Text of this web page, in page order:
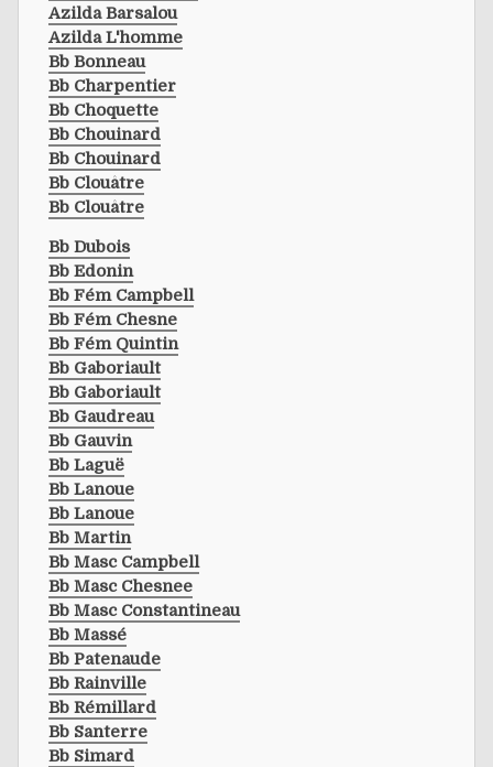
Azilda Barsalou
Azilda L'homme
Bb Bonneau
Bb Charpentier
Bb Choquette
Bb Chouinard
Bb Chouinard
Bb Clouâtre
Bb Clouâtre
Bb Dubois
Bb Edonin
Bb Fém Campbell
Bb Fém Chesne
Bb Fém Quintin
Bb Gaboriault
Bb Gaboriault
Bb Gaudreau
Bb Gauvin
Bb Laguë
Bb Lanoue
Bb Lanoue
Bb Martin
Bb Masc Campbell
Bb Masc Chesnee
Bb Masc Constantineau
Bb Massé
Bb Patenaude
Bb Rainville
Bb Rémillard
Bb Santerre
Bb Simard